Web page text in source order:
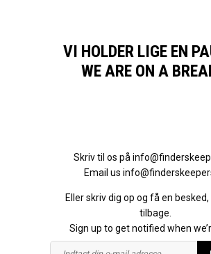
VI HOLDER LIGE EN
WE ARE ON A
Skriv til os på
Email us
Eller skriv dig op og få en
tilbage.
Sign up to get notified when